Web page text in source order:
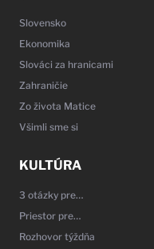
Slovensko
Ekonomika
Slováci za hranicami
Zahraničie
Zo života Matice
Všimli sme si
KULTÚRA
3 otázky pre…
Priestor pre…
Rozhovor týždňa